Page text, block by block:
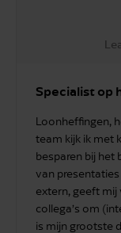
Specialist op
Loonheffingen,
team kijk ik met
besparen bij het
van
extern, geeft mij
collega’s om
is mijn grootste